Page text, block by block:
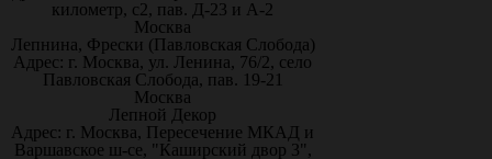
километр, с2, пав. Д-23 и А-2
Москва
Лепнина, Фрески (Павловская Слобода)
Адрес: г. Москва, ул. Ленина, 76/2, село
Павловская Слобода, пав. 19-21
Москва
Лепной Декор
Адрес: г. Москва, Пересечение МКАД и
Варшавское ш-се, "Каширский двор 3",